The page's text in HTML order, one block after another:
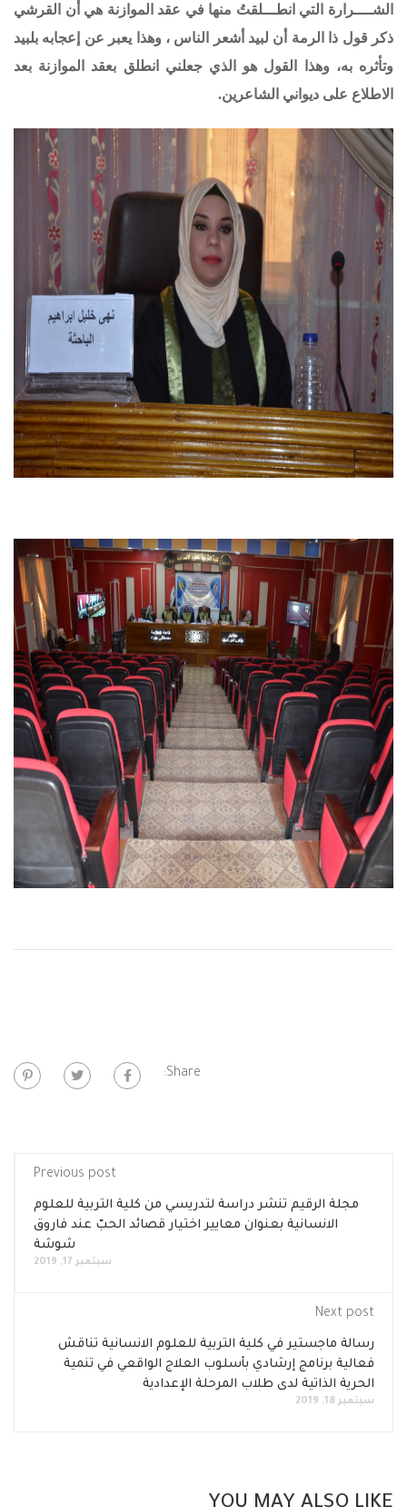
الشــــرارة التي انطـــلقتُ منها في عقد الموازنة هي أن القرشي
ذكر قول ذا الرمة أن لبيد أشعر الناس ، وهذا يعبر عن إعجابه بلبيد
وتأثره به، وهذا القول هو الذي جعلني انطلق بعقد الموازنة بعد
الاطلاع على ديواني الشاعرين.
Share:
Previous post
مجلة الرقيم تنشر دراسة لتدريسي من كلية التربية للعلوم
الانسانية بعنوان معايير اختيار قصائد الحبّ عند فاروق
شوشة
سبتمبر 17, 2019
Next post
رسالة ماجستير في كلية التربية للعلوم الانسانية تناقش
فعالية برنامج إرشادي بأسلوب العلاج الواقعي في تنمية
الحرية الذاتية لدى طلاب المرحلة الإعدادية
سبتمبر 18, 2019